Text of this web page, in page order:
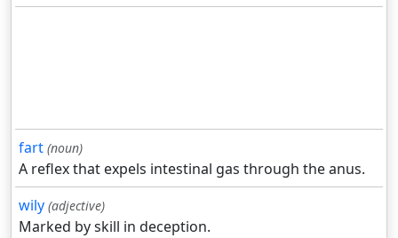
fart (noun)
A reflex that expels intestinal gas through the anus.
wily (adjective)
Marked by skill in deception.